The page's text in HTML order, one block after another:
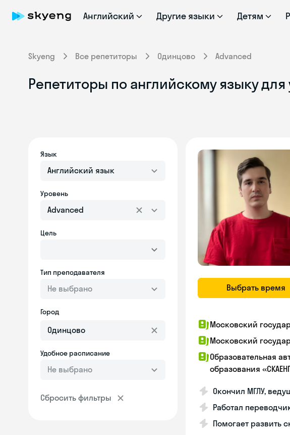
Английский Другие языки Детям
Skyeng Все репетиторы Одинцово Advanced
Репетиторы по английскому языку
Язык
Английский язык
Уровень
Advanced
Цель
Тип преподавателя
Не выбрано
Город
Удобное расписание
Не выбрано
Сбросить фильтры
Выбрать время
Московский
Московский
Образовательная
образования
Окончил МГЛУ,
Работал
Помогает развить